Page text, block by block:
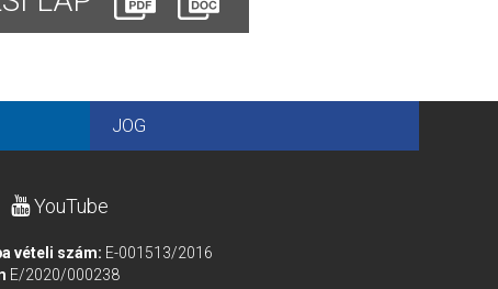
JOG
YouTube
vételi szám: E-001513/2016
E/2020/000238